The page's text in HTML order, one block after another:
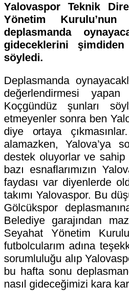
Yalovaspor Teknik
Yönetim
deplasmanda
gideceklerini
söyledi.
Deplasmanda
değerlendirmesi
Koçgündüz şunları
etmeyenler sonra ben
diye ortaya
alamazken, Yalova’ya
destek oluyorlar ve sahip
bazı esnaflarımızın
faydası var diyenlerde
takımı Yalovaspor. Bu
Gölcükspor
Belediye garajından
Seyahat Yönetim
futbolcularım adına
sorumluluğu alıp
bu hafta sonu
nasıl gideceğimizi kara